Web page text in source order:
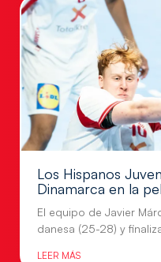
Los Hispanos
Dinamarca en la
El equipo de Javier
danesa (25-28) y
LEER MÁS